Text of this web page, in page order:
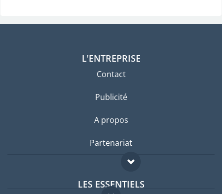
L'ENTREPRISE
Contact
Publicité
A propos
Partenariat
LES ESSENTIELS